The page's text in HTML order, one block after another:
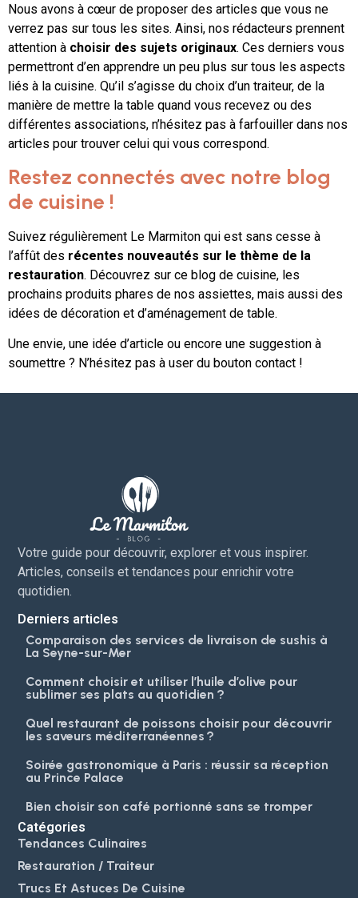
Nous avons à cœur de proposer des articles que vous ne
verrez pas sur tous les sites. Ainsi, nos rédacteurs prennent
attention à choisir des sujets originaux. Ces derniers vous
permettront d’en apprendre un peu plus sur tous les aspects
liés à la cuisine. Qu’il s’agisse du choix d’un traiteur, de la
manière de mettre la table quand vous recevez ou des
différentes associations, n’hésitez pas à farfouiller dans nos
articles pour trouver celui qui vous correspond.
Restez connectés avec notre blog
de cuisine !
Suivez régulièrement Le Marmiton qui est sans cesse à
l’affût des récentes nouveautés sur le thème de la
restauration. Découvrez sur ce blog de cuisine, les
prochains produits phares de nos assiettes, mais aussi des
idées de décoration et d’aménagement de table.
Une envie, une idée d’article ou encore une suggestion à
soumettre ? N’hésitez pas à user du bouton contact !
Votre guide pour découvrir, explorer et vous inspirer.
Articles, conseils et tendances pour enrichir votre
quotidien.
Derniers articles
Comparaison des services de livraison de sushis à
La Seyne-sur-Mer
Comment choisir et utiliser l’huile d’olive pour
sublimer ses plats au quotidien ?
Quel restaurant de poissons choisir pour découvrir
les saveurs méditerranéennes ?
Soirée gastronomique à Paris : réussir sa réception
au Prince Palace
Bien choisir son café portionné sans se tromper
Catégories
Tendances Culinaires
Restauration / Traiteur
Trucs Et Astuces De Cuisine